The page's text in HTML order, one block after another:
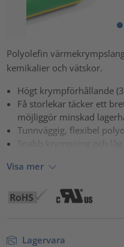
Polyolefin
kemikalier och vätskor.
Högt krympförhållande
Få storlekar täcker ett
möjliggör minskad
Tunnväggig, flexibel
Visa mer
Lagervara